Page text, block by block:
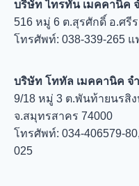
บริษัท ไทรทัน เมคคานิค
516 หมู่ 6 ต.สุรศักดิ์ อ.ศรี
โทรศัพท์: 038-339-265 แ
บริษัท โททัล เมคคานิค จ
9/18 หมู่ 3 ต.พันท้ายนรสิ
จ.สมุทรสาคร 74000
โทรศัพท์: 034-406579-
025